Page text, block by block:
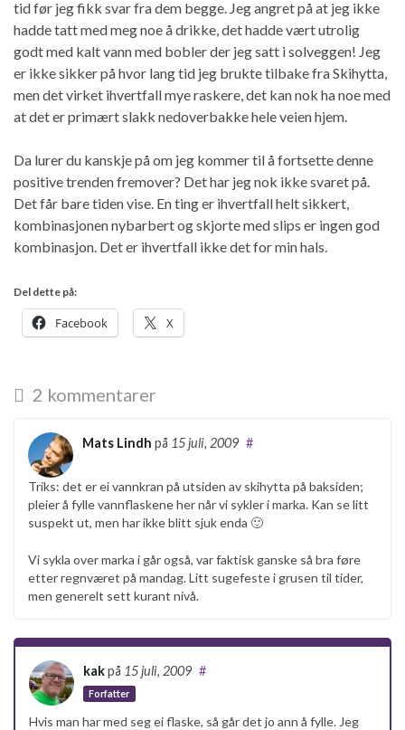
tid før jeg fikk svar fra dem begge. Jeg angret på at jeg ikke
hadde tatt med meg noe å drikke, det hadde vært utrolig
godt med kalt vann med bobler der jeg satt i solveggen! Jeg
er ikke sikker på hvor lang tid jeg brukte tilbake fra Skihytta,
men det virket ihvertfall mye raskere, det kan nok ha noe med
at det er primært slakk nedoverbakke hele veien hjem.
Da lurer du kanskje på om jeg kommer til å fortsette denne
positive trenden fremover? Det har jeg nok ikke svaret på.
Det får bare tiden vise. En ting er ihvertfall helt sikkert,
kombinasjonen nybarbert og skjorte med slips er ingen god
kombinasjon. Det er ihvertfall ikke det for min hals.
Del dette på:
Facebook X
2 kommentarer
Mats Lindh på 15 juli, 2009 #
Triks: det er ei vannkran på utsiden av skihytta på baksiden;
pleier å fylle vannflaskene her når vi sykler i marka. Kan se litt
suspekt ut, men har ikke blitt sjuk enda 🙂
Vi sykla over marka i går også, var faktisk ganske så bra føre
etter regnværet på mandag. Litt sugefeste i grusen til tider,
men generelt sett kurant nivå.
kakpå 15 juli, 2009
Forfatter
#
Hvis man har med seg ei flaske, så går det jo ann å fylle. Jeg